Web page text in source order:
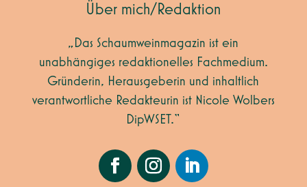
Über mich/Redaktion
„Das Schaumweinmagazin ist ein
unabhängiges redaktionelles Fachmedium.
Gründerin, Herausgeberin und inhaltlich
verantwortliche Redakteurin ist Nicole Wolbers
DipWSET.“